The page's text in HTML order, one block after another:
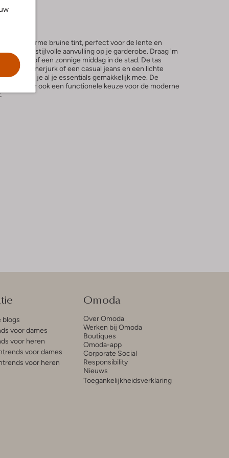
in een warme bruine tint, perfect voor de lente en
is een stijlvolle aanvulling op je garderobe. Draag 'm
het park of een zonnige middag in de stad. De tas
zomerjurk of een casual jeans en een lichte
neem je al je essentials gemakkelijk mee. De
item, maar ook een functionele keuze voor de moderne
blogs
voor dames
voor heren
voor dames
voor heren
Omoda
Over Omoda
Werken bij Omoda
Boutiques
Omoda-app
Corporate Social
Responsibility
Nieuws
Toegankelijkheidsverklaring